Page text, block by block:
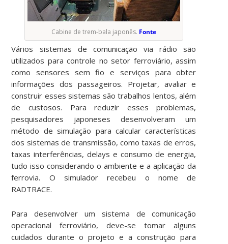
Cabine de trem-bala japonês. Fonte
Vários sistemas de comunicação via rádio são
utilizados para controle no setor ferroviário, assim
como sensores sem fio e serviços para obter
informações dos passageiros. Projetar, avaliar e
construir esses sistemas são trabalhos lentos, além
de custosos. Para reduzir esses problemas,
pesquisadores japoneses desenvolveram um
método de simulação para calcular características
dos sistemas de transmissão, como taxas de erros,
taxas interferências, delays e consumo de energia,
tudo isso considerando o ambiente e a aplicação da
ferrovia. O simulador recebeu o nome de
RADTRACE.
Para desenvolver um sistema de comunicação
operacional ferroviário, deve-se tomar alguns
cuidados durante o projeto e a construção para